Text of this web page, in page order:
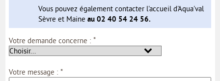
Vous pouvez également contacter l'accueil d'Aqua'val
Sèvre et Maineau 02 40 54 24 56.
Votre demande concerne : *
Votre message : *